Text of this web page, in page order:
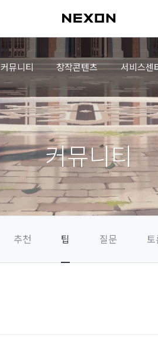
커뮤니티 창작콘텐츠 서비스센
커뮤니티
추천 팁 질문